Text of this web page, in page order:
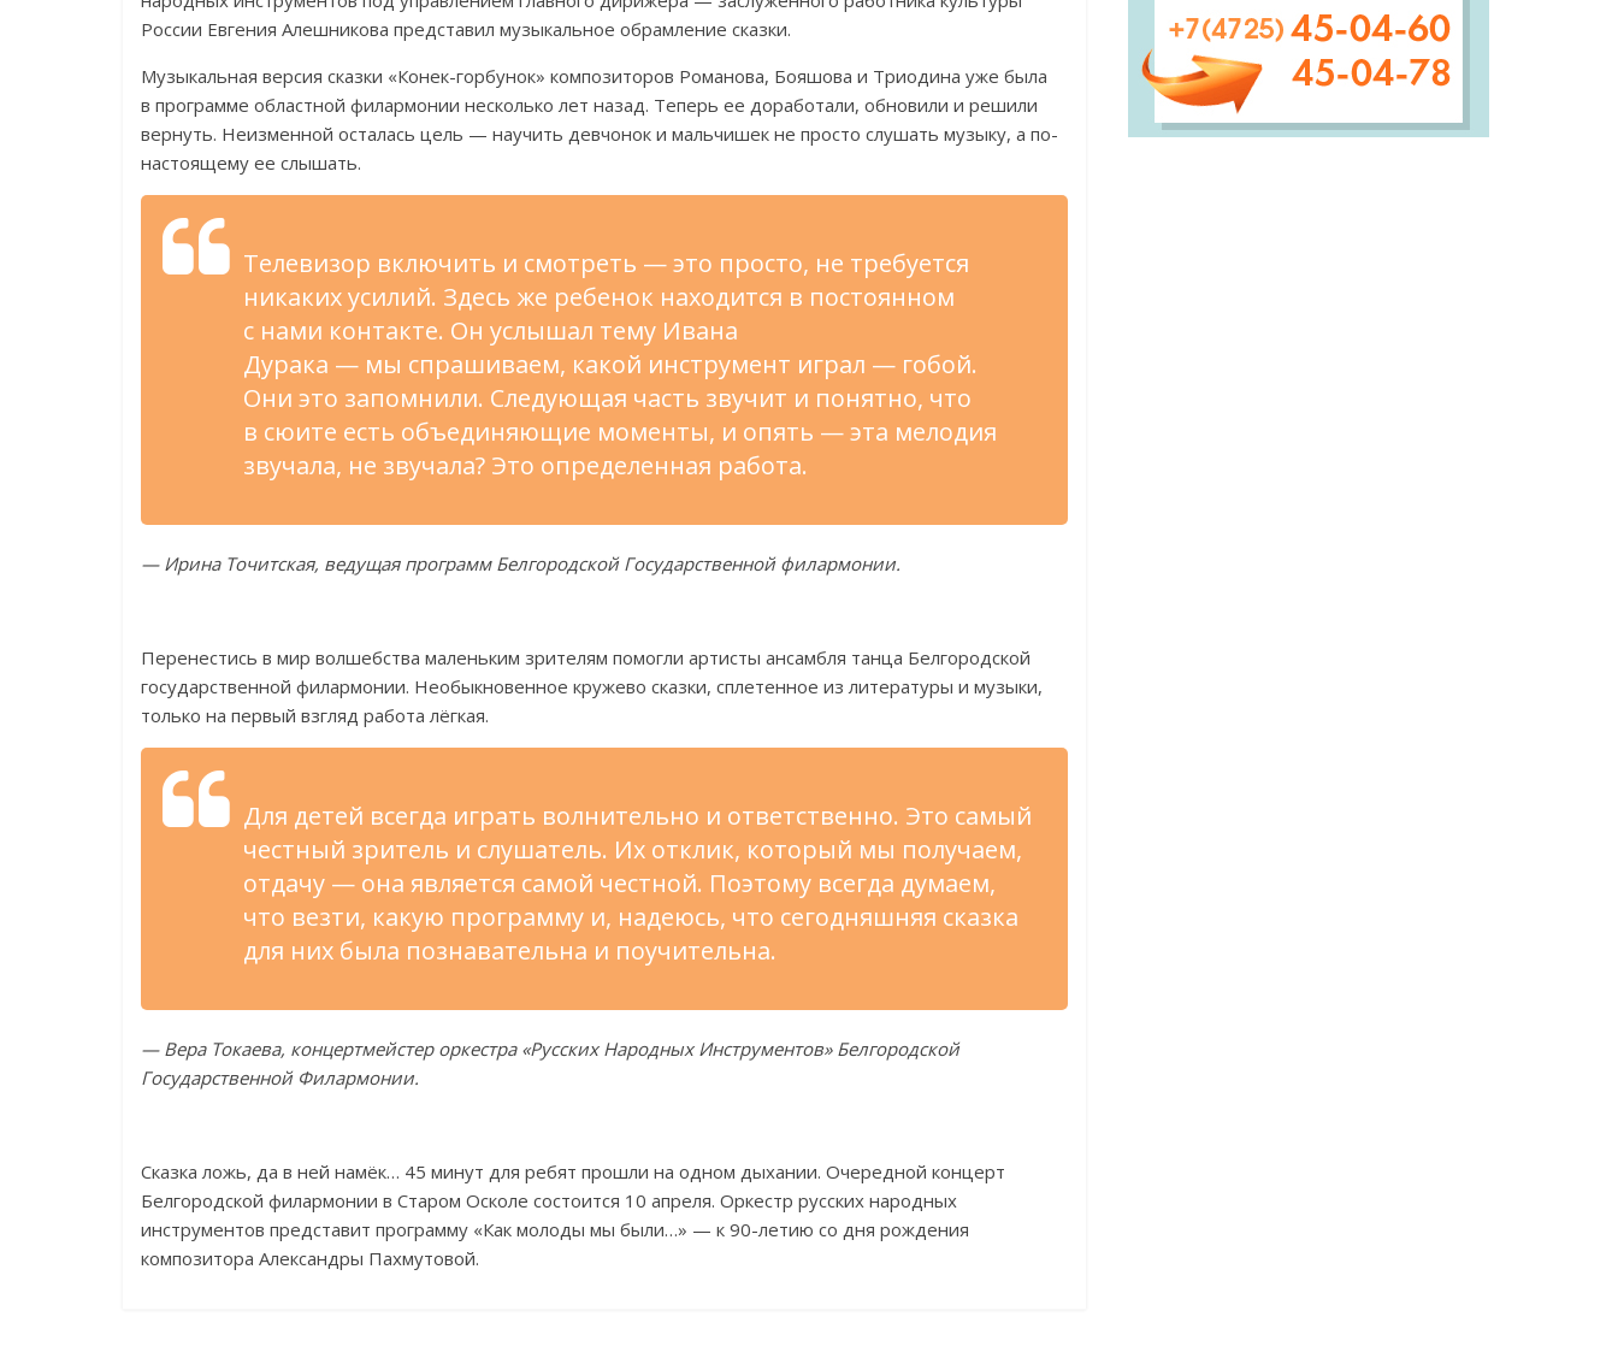
России Евгения Алешникова представил музыкальное обрамление сказки.
Музыкальная версия сказки «Конек-горбунок» композиторов Романова, Бояшова и Триодина уже была
в программе областной филармонии несколько лет назад. Теперь ее доработали, обновили и решили
вернуть. Неизменной осталась цель — научить девчонок и мальчишек не просто слушать музыку, а по-
настоящему ее слышать.
Телевизор включить и смотреть —это просто, не требуется
никаких усилий. Здесь же ребенок находится в постоянном
с нами контакте. Он услышал тему Ивана
Дурака — мы спрашиваем, какой инструмент играл — гобой.
Они это запомнили. Следующая часть звучит и понятно, что
в сюите есть объединяющие моменты, и опять —эта мелодия
звучала, не звучала? Это определенная работа.
— Ирина Точитская, ведущая программ Белгородской Государственной филармонии.
Перенестись в мир волшебства маленьким зрителям помогли артисты ансамбля танца Белгородской
государственной филармонии. Необыкновенное кружево сказки, сплетенное из литературы и музыки,
только на первый взгляд работа лёгкая.
Для детей всегда играть волнительно и ответственно. Это самый
честный зритель и слушатель. Их отклик, который мы получаем,
отдачу — она является самой честной. Поэтому всегда думаем,
что везти, какую программу и, надеюсь, что сегодняшняя сказка
для них была познавательна и поучительна.
— Вера Токаева, концертмейстер оркестра «Русских Народных Инструментов»Белгородской
Государственной Филармонии.
Сказка ложь, да в ней намёк… 45 минут для ребят прошли на одном дыхании. Очередной концерт
Белгородской филармонии в Старом Осколе состоится 10 апреля. Оркестр русских народных
инструментов представит программу «Как молоды мы были…» — к 90-летию со дня рождения
композитора Александры Пахмутовой.